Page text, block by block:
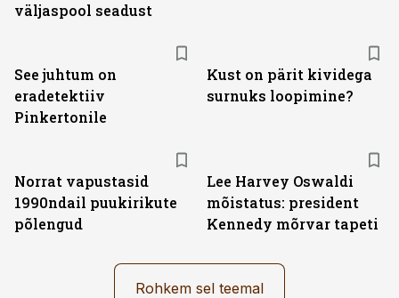
väljas­pool seadust
See juhtum on
eradetektiiv
Pinkertonile
Kust on pärit kividega
surnuks loopimine?
Norrat vapustasid
1990ndail puukirikute
põlengud
Lee Harvey Oswaldi
mõistatus: president
Kennedy mõrvar tapeti
Rohkem sel teemal